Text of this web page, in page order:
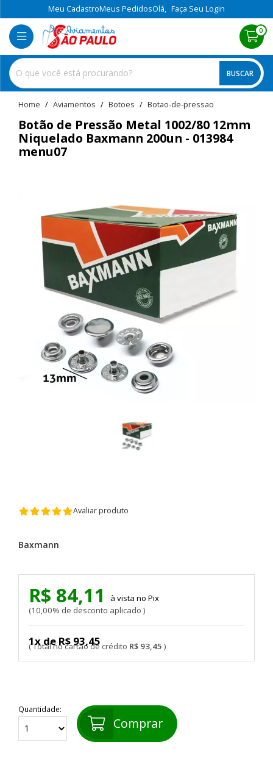
Meu CadastroMeus PedidosOlá, Faça Seu Login
BUSCAR
0
home Aviamentos botoes botao-de-pressao
Botão de Pressão Metal 1002/80 12mm
Niquelado Baxmann 200un - 013984
menu07
Avaliar produto
Baxmann
R$ 93,45
1x de R$ 93,45
R$ 84,11
10,00% de desconto aplicado
Pix
Quantidade:
Comprar